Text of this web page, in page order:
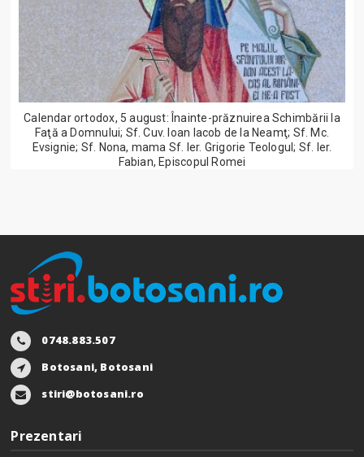
Calendar ortodox, 5 august: Înainte-prăznuirea Schimbării la
Faţă a Domnului; Sf. Cuv. Ioan Iacob de la Neamţ; Sf. Mc.
Evsignie; Sf. Nona, mama Sf. Ier. Grigorie Teologul; Sf. Ier.
Fabian, Episcopul Romei
0748.883.507
Botosani, Botosani
stiri@botosani.ro
Prezentari